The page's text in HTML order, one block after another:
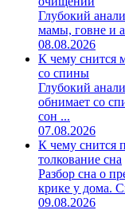
Глубокий
мамы, говне и
08.08.2026
К чему снится
со спины
Глубокий
обнимает со
сон ...
07.08.2026
К чему снится
толкование сна
Разбор сна о
крике у дома.
09.08.2026